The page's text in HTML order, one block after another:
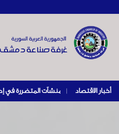
أخبار الاقتصاد |